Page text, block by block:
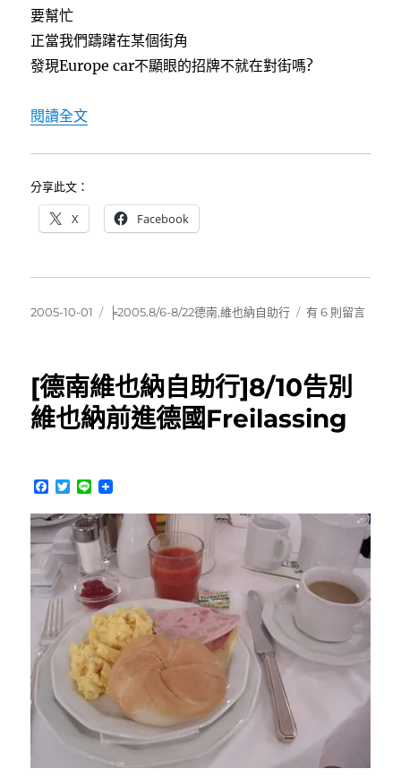
要幫忙
正當我們躊躇在某個街角
發現Europe car不顯眼的招牌不就在對街嗎?
閱讀全文〈[德南維也納自助行]8/10″Europe car”給您最
分享此文：
X Facebook
發
2005-10-01
分
╞2005.8/6-8/22德南,維也納自助行
在
也
納
您
切
的
務〉
有 6 則留言
[德南維也納自助行]8/10告別
維也納前進德國Freilassing
F
c
e
b
o
o
k
T
i
t
t
e
L
n
e